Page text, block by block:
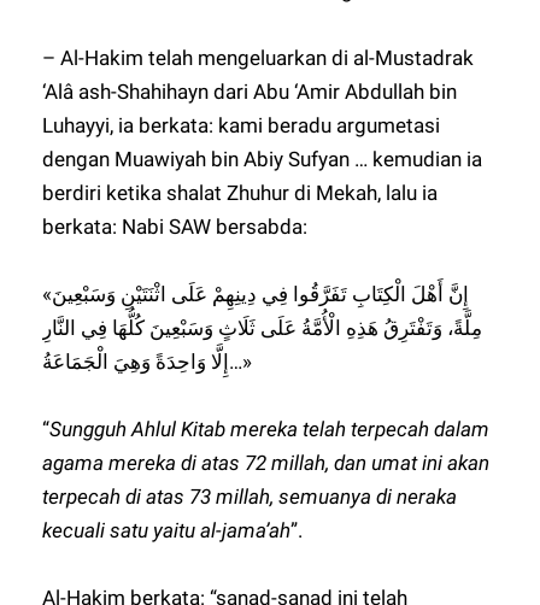
– Al-Hakim telah mengeluarkan di al-Mustadrak
‘Alâ ash-Shahihayn dari Abu ‘Amir Abdullah bin
Luhayyi, ia berkata: kami beradu argumetasi
dengan Muawiyah bin Abiy Sufyan … kemudian ia
berdiri ketika shalat Zhuhur di Mekah, lalu ia
berkata: Nabi SAW bersabda:
«إِنَّ أَهْلَ الْكِتَابِ تَفَرَّقُوا فِي دِينِهِمْ عَلَى اثْنَتَيْنِ وَسَبْعِينَ
مِلَّةً، وَتَفْتَرِقُ هَذِهِ الْأُمَّةُ عَلَى ثَلَاثٍ وَسَبْعِينَ كُلُّهَا فِي النَّارِ
إِلَّا وَاحِدَةً وَهِيَ الْجَمَاعَةُ…»
“Sungguh Ahlul Kitab mereka telah terpecah dalam
agama mereka di atas 72 millah, dan umat ini akan
terpecah di atas 73 millah, semuanya di neraka
kecuali satu yaitu al-jama’ah”.
Al-Hakim berkata: “sanad-sanad ini telah